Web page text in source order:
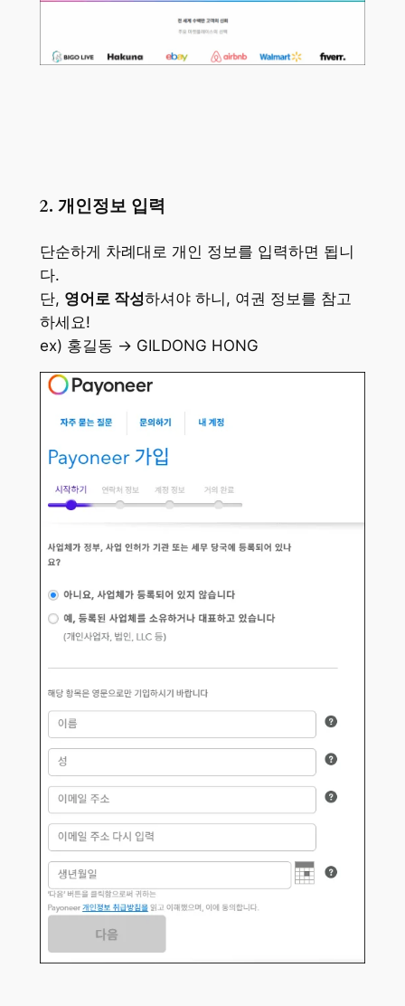
2. 개인정보 입력
단순하게 차례대로 개인 정보를 입력하면 됩니
다.
단, 영어로 작성하셔야 하니, 여권 정보를 참고
하세요!
ex) 홍길동 → GILDONG HONG